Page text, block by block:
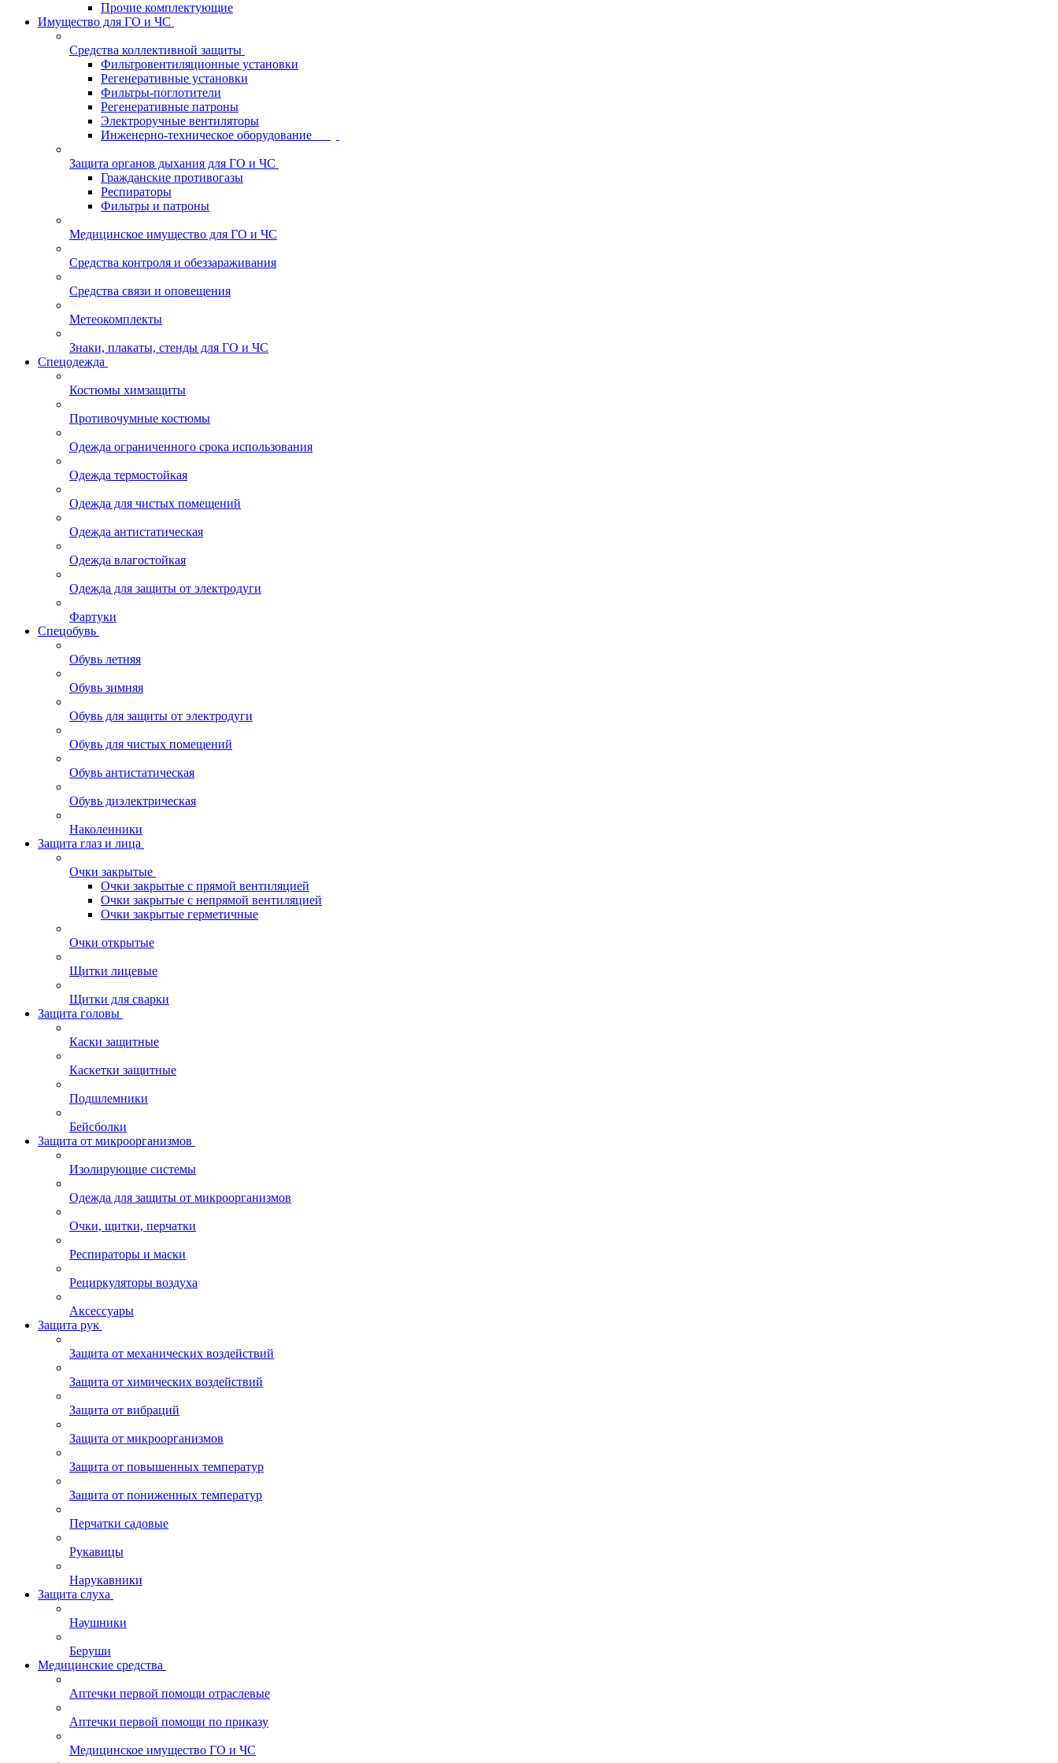
Прочие комплектующие
Имущество для ГО и ЧС
Средства коллективной защиты
Фильтровентиляционные установки
Регенеративные установки
Фильтры-поглотители
Регенеративные патроны
Электроручные вентиляторы
Инженерно-техническое оборудование
Защита органов дыхания для ГО и ЧС
Гражданские противогазы
Респираторы
Фильтры и патроны
Медицинское имущество для ГО и ЧС
Средства контроля и обеззараживания
Средства связи и оповещения
Метеокомплекты
Знаки, плакаты, стенды для ГО и ЧС
Спецодежда
Костюмы химзащиты
Противочумные костюмы
Одежда ограниченного срока использования
Одежда термостойкая
Одежда для чистых помещений
Одежда антистатическая
Одежда влагостойкая
Одежда для защиты от электродуги
Фартуки
Спецобувь
Обувь летняя
Обувь зимняя
Обувь для защиты от электродуги
Обувь для чистых помещений
Обувь антистатическая
Обувь диэлектрическая
Наколенники
Защита глаз и лица
Очки закрытые
Очки закрытые с прямой вентиляцией
Очки закрытые с непрямой вентиляцией
Очки закрытые герметичные
Очки открытые
Щитки лицевые
Щитки для сварки
Защита головы
Каски защитные
Каскетки защитные
Подшлемники
Бейсболки
Защита от микроорганизмов
Изолирующие системы
Одежда для защиты от микроорганизмов
Очки, щитки, перчатки
Респираторы и маски
Рециркуляторы воздуха
Аксессуары
Защита рук
Защита от механических воздействий
Защита от химических воздействий
Защита от вибраций
Защита от микроорганизмов
Защита от повышенных температур
Защита от пониженных температур
Перчатки садовые
Рукавицы
Нарукавники
Защита слуха
Наушники
Беруши
Медицинские средства
Аптечки первой помощи отраслевые
Аптечки первой помощи по приказу
Медицинское имущество ГО и ЧС